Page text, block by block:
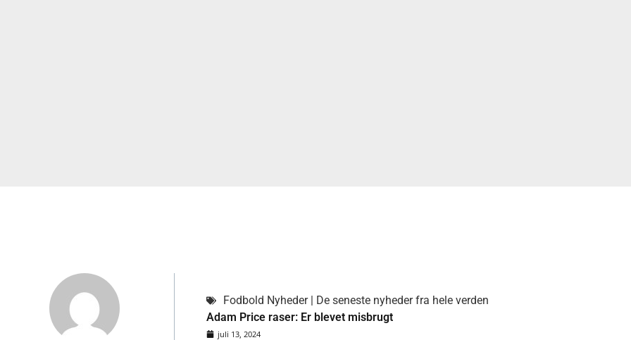
Fodbold Nyheder | De seneste nyheder fra hele verden
Adam Price raser: Er blevet misbrugt
juli 13, 2024